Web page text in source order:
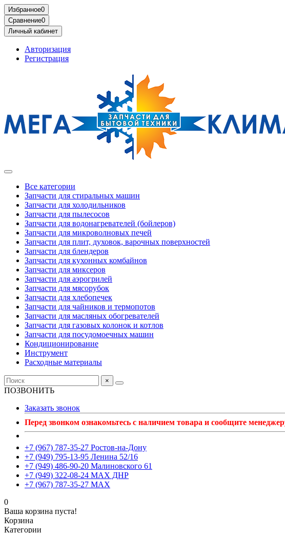
Избранное0
Сравнение0
Личный кабинет
Авторизация
Регистрация
Все категории
Запчасти для стиральных машин
Запчасти для холодильников
Запчасти для пылесосов
Запчасти для водонагревателей (бойлеров)
Запчасти для микроволновых печей
Запчасти для плит, духовок, варочных поверхностей
Запчасти для блендеров
Запчасти для кухонных комбайнов
Запчасти для миксеров
Запчасти для аэрогрилей
Запчасти для мясорубок
Запчасти для хлебопечек
Запчасти для чайников и термопотов
Запчасти для масляных обогревателей
Запчасти для газовых колонок и котлов
Запчасти для посудомоечных машин
Кондиционирование
Инструмент
Расходные материалы
×
ПОЗВОНИТЬ
Заказать звонок
Перед звонком ознакомьтесь с наличием товара и сообщите
+7 (967) 787-35-27 Ростов-на-Дону
+7 (949) 795-13-95 Ленина 52/16
+7 (949) 486-90-20 Малиновского 61
+7 (949) 322-08-24 MAX ДНР
+7 (967) 787-35-27 MAX
0
Ваша корзина пуста!
Корзина
Категории